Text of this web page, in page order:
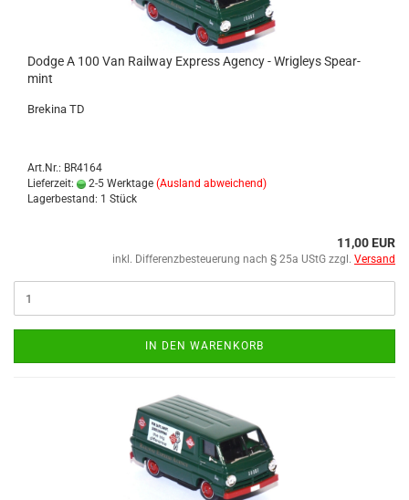
Dodge A 100 Van Rail­way Ex­press Agen­cy - Wri­gleys Spear­
mint
Bre­ki­na TD
Art.Nr.: BR4164
Lieferzeit:
2-5 Werktage (Ausland abweichend)
Lagerbestand: 1 Stück
11,00 EUR
inkl. Differenzbesteuerung nach § 25a UStG zzgl. Versand
IN DEN WARENKORB